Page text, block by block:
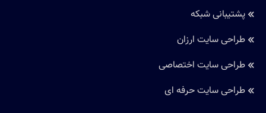
پشتیبانی شبکه
طراحی سایت ارزان
طراحی سایت اختصاصی
طراحی سایت حرفه ای